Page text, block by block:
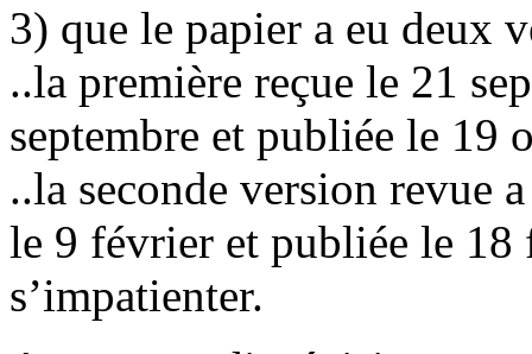
3) que le papier a eu deux
..la première reçue le 21
septembre et publiée le 19
..la seconde version revue
le 9 février et publiée le
s’impatienter.